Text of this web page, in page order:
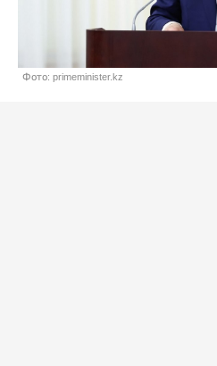
Фото: primeminister.kz